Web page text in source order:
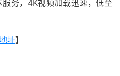
务，4K视频加载迅速，低至
址】